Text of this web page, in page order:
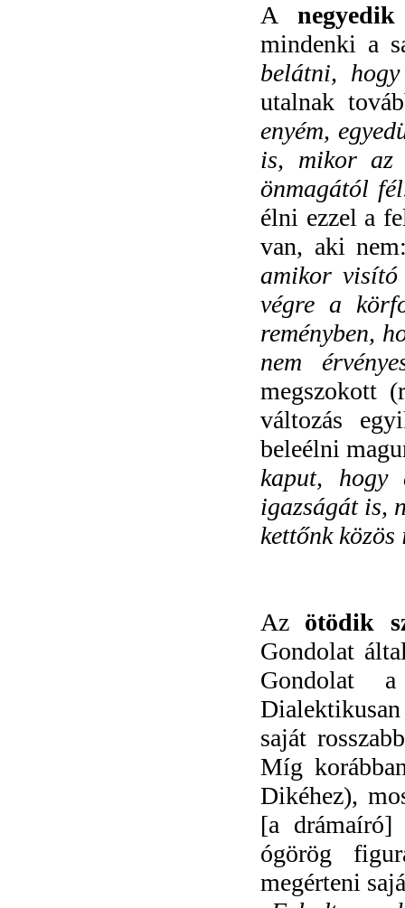
A
mindenki a
belátni,
utalnak
enyém,
is, mikor az
önmagától
élni ezzel a
van, aki
amikor
végre a
reményben,
nem
megszokott
változás
beleélni
kaput, hogy
igazságát is,
kettőnk közös
Az ötödik
Gondolat
Gondolat
saját
Míg
Dikéhez),
[a
ógörög
megérteni